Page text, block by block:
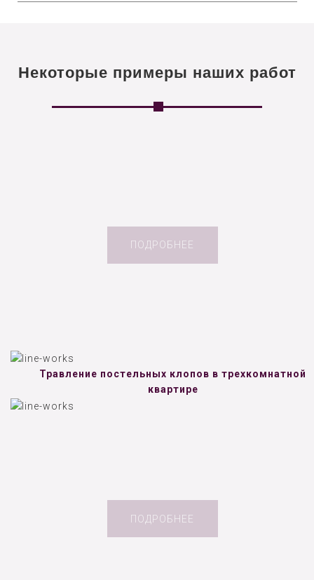
Некоторые примеры наших работ
ПОДРОБНЕЕ
Травление постельных клопов в трехкомнатной
квартире
ПОДРОБНЕЕ